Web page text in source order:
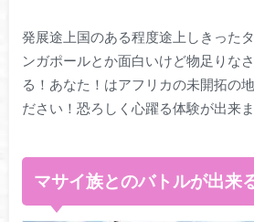
発展途上国のある程度途上しきった
ンガポールとか面白いけど物足りな
る！あなた！はアフリカの未開拓の
ださい！恐ろしく心躍る体験が出来ま
マサイ族とのバトルが出来